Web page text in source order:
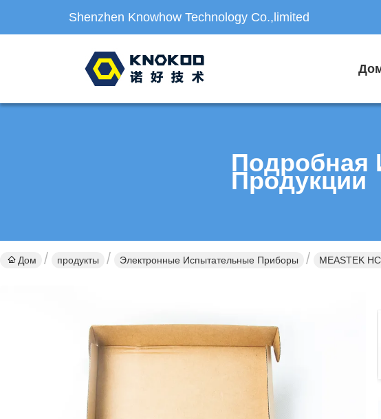
Shenzhen Knowhow Technology Co.,limited
Продукции
Дом продукты Электронные Испытательные Приборы MEASTEK